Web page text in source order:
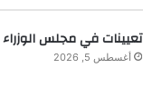
تعيينات في مجلس الوزراء
أغسطس 5, 2026